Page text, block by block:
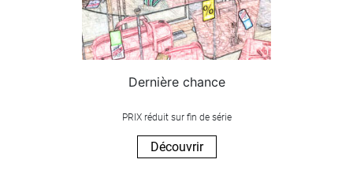
Dernière chance
PRIX réduit sur fin de série
Découvrir